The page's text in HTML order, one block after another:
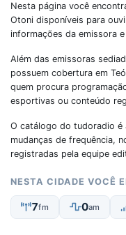
Nesta página você
Otoni disponíveis para
informações da emissora
Além das emissoras
possuem cobertura em
quem procura
esportivas ou conteúdo
O catálogo do tudoradio é
mudanças de frequência,
registradas pela equipe
NESTA CIDADE VOCÊ
7fm 0am